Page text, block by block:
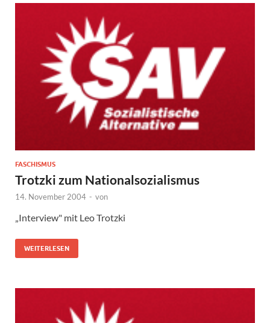
FASCHISMUS
Trotzki zum Nationalsozialismus
14. November 2004 - von
„Interview" mit Leo Trotzki
WEITERLESEN